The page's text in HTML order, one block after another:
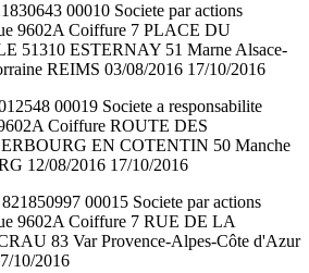
00010 Societe par actions
9602A Coiffure 7 PLACE DU
51310 ESTERNAY 51 Marne Alsace-
REIMS 03/08/2016 17/10/2016
00019 Societe a responsabilite
Coiffure ROUTE DES
EN COTENTIN 50 Manche
12/08/2016 17/10/2016
00015 Societe par actions
9602A Coiffure 7 RUE DE LA
83 Var Provence-Alpes-Côte d'Azur
10/2016